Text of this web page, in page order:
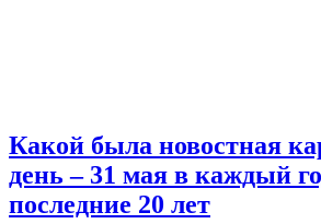
Какой была новостная
день – 31 мая в каждый
последние 20 лет